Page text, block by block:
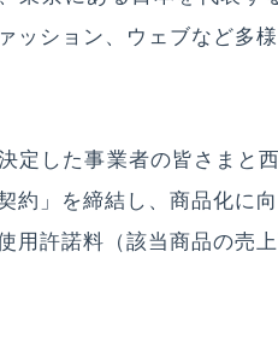
ッション、ウェブなど多
定した事業者の皆さまと
約」を締結し、商品化に
用許諾料（該当商品の売